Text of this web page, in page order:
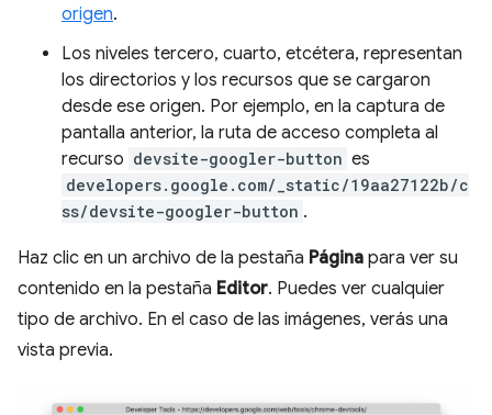
origen.
Los niveles tercero, cuarto, etcétera, representan
los directorios y los recursos que se cargaron
desde ese origen. Por ejemplo, en la captura de
pantalla anterior, la ruta de acceso completa al
recurso devsite-googler-button es
developers.google.com/_static/19aa27122b/c
ss/devsite-googler-button .
Haz clic en un archivo de la pestaña Página para ver su
contenido en la pestaña Editor. Puedes ver cualquier
tipo de archivo. En el caso de las imágenes, verás una
vista previa.